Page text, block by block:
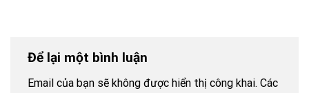
Để lại một bình luận
Email của bạn sẽ không được hiển thị công khai. Các